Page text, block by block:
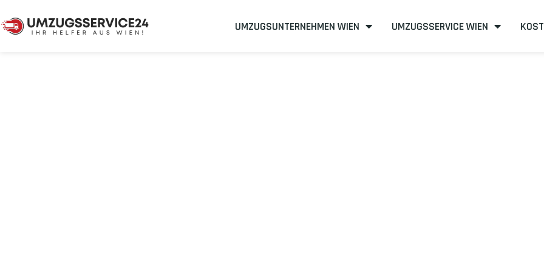
UMZUGSUNTERNEHMEN WIEN UMZUGSSERVICE WIEN